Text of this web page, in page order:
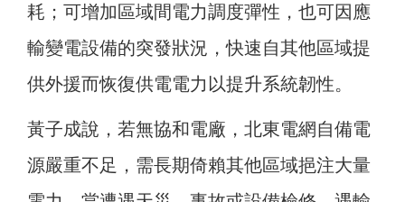
耗；可增加區域間電力調度彈性，也可因應
輸變電設備的突發狀況，快速自其他區域提
供外援而恢復供電電力以提升系統韌性。
黃子成說，若無協和電廠，北東電網自備電
源嚴重不足，需長期倚賴其他區域挹注大量